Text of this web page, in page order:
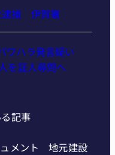
逮捕 伊賀署
ワハラ発言疑い
を証人尋問へ
記事